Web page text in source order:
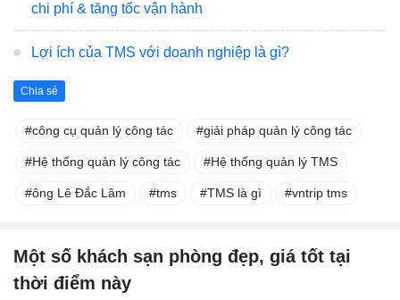
chi phí & tăng tốc vận hành
Lợi ích của TMS với doanh nghiệp là gì?
Chia sẻ
công cụ quản lý công tác giải pháp quản lý công tác
Hệ thống quản lý công tác Hệ thống quản lý TMS
ông Lê Đắc Lâm tms TMS là gì vntrip tms
Một số khách sạn phòng đẹp, giá tốt tại
thời điểm này